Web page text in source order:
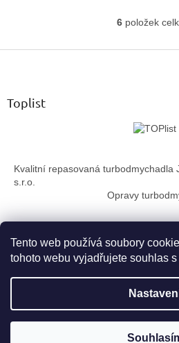
Tento web používá soubory
tohoto webu vyjadřujete souhlas
O
l
p
k
v
ý
p
i
s
u
6 položek
Z
Toplist
Kvalitní repasovaná turbodmychadla
s.r.o.
Opravy
Copyright 2026TurboTechnika.cz.
Upravit nastavení